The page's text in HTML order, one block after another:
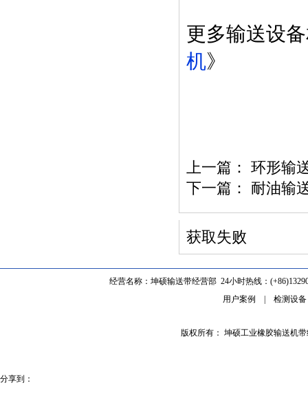
更多输送设
机》
上一篇： 环形输
下一篇： 耐油输
获取失败
经营名称：坤硕输送带经营部 24小时热线：
用户案例
检测设备
版权所有： 坤硕工业橡胶输送机
分享到：